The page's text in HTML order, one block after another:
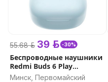
55.68 р. 39 р. -30%
Беспроводные наушники
Redmi Buds 6 Play
(голубой)
Минск, Первомайский